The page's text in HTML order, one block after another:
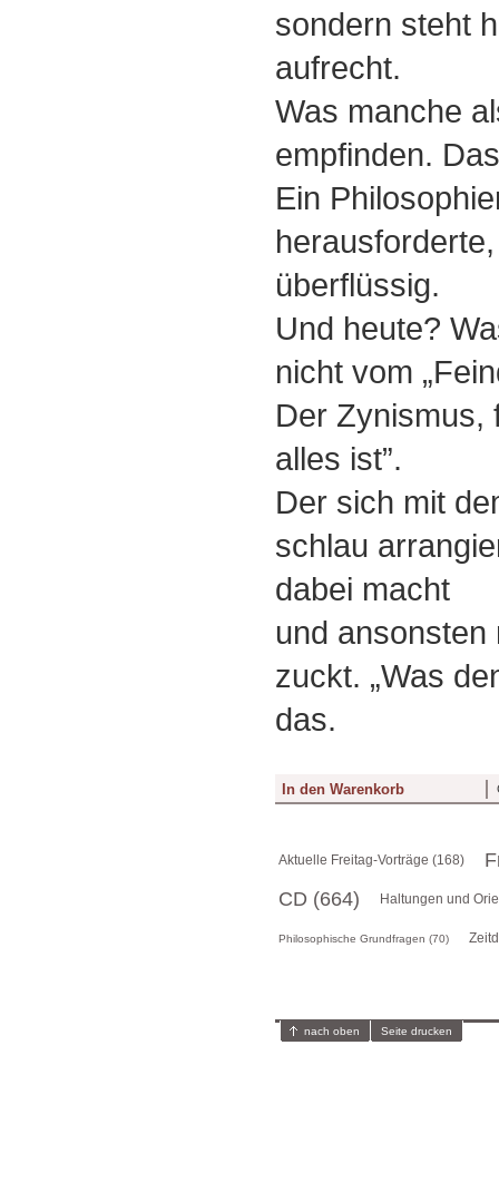
sondern steht
aufrecht.
Was manche
empfinden.
Ein
überflüssig.
Und heute?
nicht vom
Der Zynismus,
alles ist”.
Der sich mit
schlau
dabei macht
und ansonsten
zuckt. „Was
das.
Aktuelle Freitag-Vorträge (168)
CD (664)
Haltungen und
Philosophische Grundfragen (70)
nach oben Seite drucken